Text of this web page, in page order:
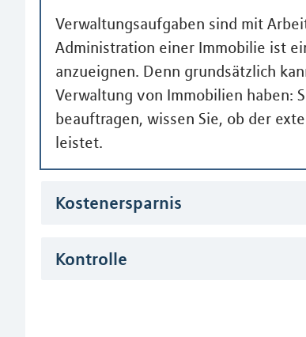
Verwaltungsaufgaben sind mit
Administration einer Immobilie ist
anzueignen. Denn grundsätzlich
Verwaltung von Immobilien haben:
beauftragen, wissen Sie, ob der
leistet.
Kostenersparnis
Kontrolle